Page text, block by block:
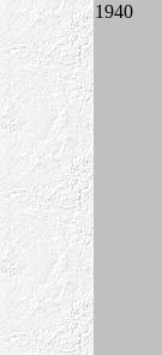
1940